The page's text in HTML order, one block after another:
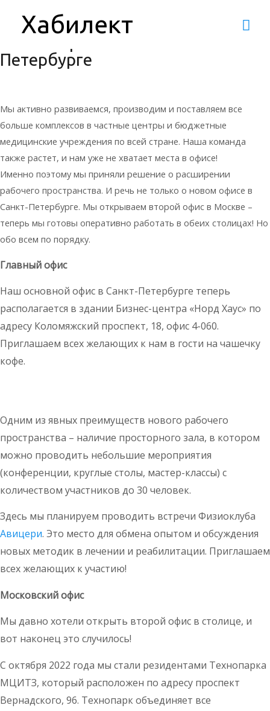
Хабилект
Мы расширяемся!
Петербурге
Мы активно развиваемся, производим и поставляем все
больше комплексов в частные центры и бюджетные
медицинские учреждения по всей стране. Наша команда
также растет, и нам уже не хватает места в офисе!
Именно поэтому мы приняли решение о расширении
рабочего пространства. И речь не только о новом офисе в
Санкт-Петербурге. Мы открываем второй офис в Москве –
теперь мы готовы оперативно работать в обеих столицах! Но
обо всем по порядку.
Главный офис
Наш основной офис в Санкт-Петербурге теперь
располагается в здании Бизнес-центра «Норд Хаус» по
адресу Коломяжский проспект, 18, офис 4-060.
Приглашаем всех желающих к нам в гости на чашечку
кофе.
Одним из явных преимуществ нового рабочего
пространства – наличие просторного зала, в котором
можно проводить небольшие мероприятия
(конференции, круглые столы, мастер-классы) с
количеством участников до 30 человек.
Здесь мы планируем проводить встречи Физиоклуба
Авицери. Это место для обмена опытом и обсуждения
новых методик в лечении и реабилитации. Приглашаем
всех желающих к участию!
Московский офис
Мы давно хотели открыть второй офис в столице, и
вот наконец это случилось!
С октября 2022 года мы стали резидентами Технопарка
МЦИТЗ, который расположен по адресу проспект
Вернадского, 96. Технопарк объединяет все